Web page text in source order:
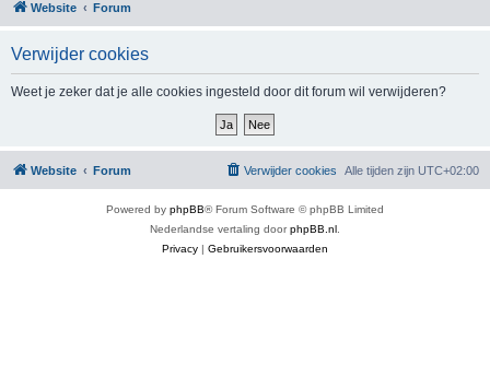
Website Forum
Verwijder cookies
Weet je zeker dat je alle cookies ingesteld door dit forum wil verwijderen?
Website Forum Alle tijden zijn UTC+02:00
Verwijder cookies
Powered by phpBB® Forum Software © phpBB Limited
Nederlandse vertaling doorphpBB.nl
Privacy | Gebruikersvoorwaarden